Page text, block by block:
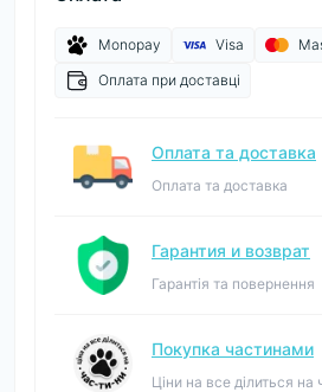
Monopay Visa
Оплата при доставці
Оплата та доставка
Оплата та доставка
Гарантия и возврат
Гарантія та повернення
Покупка частинами
Ціни на все ділиться